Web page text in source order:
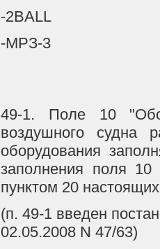
-2BALL
-МРЗ-3
49-1. Поле 10
воздушного судна
оборудования
заполнения поля
пунктом 20
(п. 49-1 введен
02.05.2008 N 47/63)